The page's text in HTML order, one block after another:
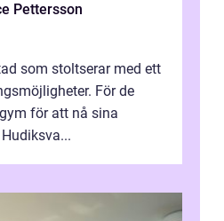
Pettersson
som stoltserar med ett
För de
för att nå sina